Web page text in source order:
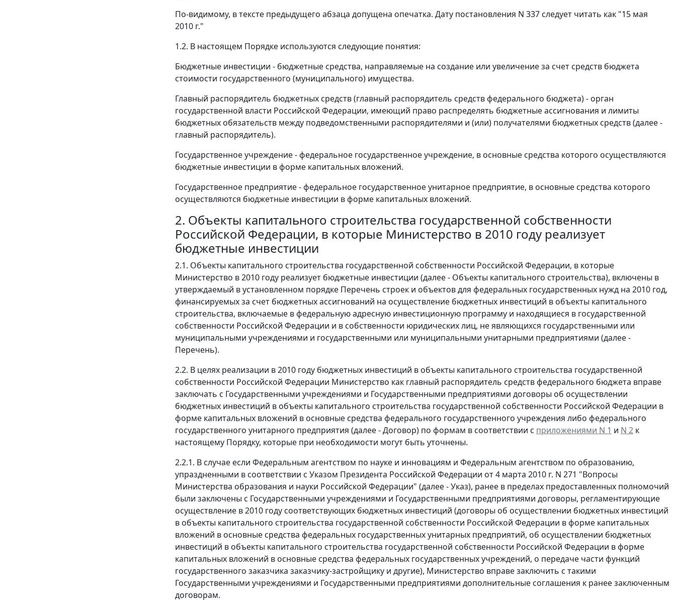
По-видимому, в тексте предыдущего абзаца допущена опечатка. Дату постановления N 337 следует читать как "15 мая
2010 г."
1.2. В настоящем Порядке используются следующие понятия:
Бюджетные инвестиции - бюджетные средства, направляемые на создание или увеличение за счет средств бюджета
стоимости государственного (муниципального) имущества.
Главный распорядитель бюджетных средств (главный распорядитель средств федерального бюджета) - орган
государственной власти Российской Федерации, имеющий право распределять бюджетные ассигнования и лимиты
бюджетных обязательств между подведомственными распорядителями и (или) получателями бюджетных средств (далее -
главный распорядитель).
Государственное учреждение - федеральное государственное учреждение, в основные средства которого осуществляются
бюджетные инвестиции в форме капитальных вложений.
Государственное предприятие - федеральное государственное унитарное предприятие, в основные средства которого
осуществляются бюджетные инвестиции в форме капитальных вложений.
2. Объекты капитального строительства государственной собственности
Российской Федерации, в которые Министерство в 2010 году реализует
бюджетные инвестиции
2.1. Объекты капитального строительства государственной собственности Российской Федерации, в которые
Министерство в 2010 году реализует бюджетные инвестиции (далее - Объекты капитального строительства), включены в
утверждаемый в установленном порядке Перечень строек и объектов для федеральных государственных нужд на 2010 год,
финансируемых за счет бюджетных ассигнований на осуществление бюджетных инвестиций в объекты капитального
строительства, включаемые в федеральную адресную инвестиционную программу и находящиеся в государственной
собственности Российской Федерации и в собственности юридических лиц, не являющихся государственными или
муниципальными учреждениями и государственными или муниципальными унитарными предприятиями (далее -
Перечень).
2.2. В целях реализации в 2010 году бюджетных инвестиций в объекты капитального строительства государственной
собственности Российской Федерации Министерство как главный распорядитель средств федерального бюджета вправе
заключать с Государственными учреждениями и Государственными предприятиями договоры об осуществлении
бюджетных инвестиций в объекты капитального строительства государственной собственности Российской Федерации в
форме капитальных вложений в основные средства федерального государственного учреждения либо федерального
государственного унитарного предприятия (далее - Договор) по формам в соответствии с приложениями N 1 и N 2 к
настоящему Порядку, которые при необходимости могут быть уточнены.
2.2.1. В случае если Федеральным агентством по науке и инновациям и Федеральным агентством по образованию,
упраздненными в соответствии с Указом Президента Российской Федерации от 4 марта 2010 г. N 271 "Вопросы
Министерства образования и науки Российской Федерации" (далее - Указ), ранее в пределах предоставленных полномочий
были заключены с Государственными учреждениями и Государственными предприятиями договоры, регламентирующие
осуществление в 2010 году соответствующих бюджетных инвестиций (договоры об осуществлении бюджетных инвестиций
в объекты капитального строительства государственной собственности Российской Федерации в форме капитальных
вложений в основные средства федеральных государственных унитарных предприятий, об осуществлении бюджетных
инвестиций в объекты капитального строительства государственной собственности Российской Федерации в форме
капитальных вложений в основные средства федеральных государственных учреждений, о передаче части функций
государственного заказчика заказчику-застройщику и другие), Министерство вправе заключить с такими
Государственными учреждениями и Государственными предприятиями дополнительные соглашения к ранее заключенным
договорам.